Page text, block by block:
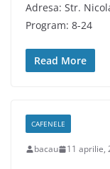
Adresa: Str.
Program: 8-24
Read More
CAFENELE
bacau 11 aprilie,